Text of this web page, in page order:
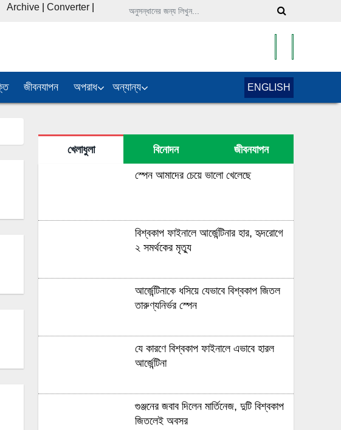
Archive Converter
জীবনযাপন অপরাধ অন্যান্য ENGLISH
খেলাধুলা বিনোদন জীবনযাপন
স্পেন আমাদের চেয়ে ভালো খেলেছে
বিশ্বকাপ ফাইনালে আর্জেন্টিনার হার, হৃদরোগে
২ সমর্থকের মৃত্যু
আর্জেন্টিনাকে ধসিয়ে যেভাবে বিশ্বকাপ জিতল
তারুণ্যনির্ভর স্পেন
যে কারণে বিশ্বকাপ ফাইনালে এভাবে হারল
আর্জেন্টিনা
গুঞ্জনের জবাব দিলেন মার্তিনেজ, দুটি বিশ্বকাপ
জিতলেই অবসর